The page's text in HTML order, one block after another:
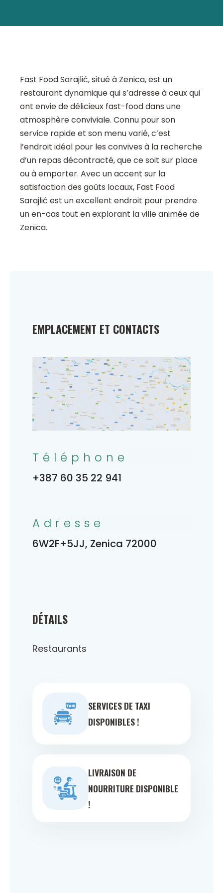
Fast Food Sarajlić, situé à Zenica, est un
restaurant dynamique qui s’adresse à ceux qui
ont envie de délicieux fast-food dans une
atmosphère conviviale. Connu pour son
service rapide et son menu varié, c’est
l’endroit idéal pour les convives à la recherche
d’un repas décontracté, que ce soit sur place
ou à emporter. Avec un accent sur la
satisfaction des goûts locaux, Fast Food
Sarajlić est un excellent endroit pour prendre
un en-cas tout en explorant la ville animée de
Zenica.
DÉTAILS
Restaurants
SERVICES DE TAXI
DISPONIBLES !
LIVRAISON DE
NOURRITURE DISPONIBLE
!
EMPLACEMENT ET CONTACTS
Téléphone
+387 60 35 22 941
Adresse
6W2F+5JJ, Zenica 72000